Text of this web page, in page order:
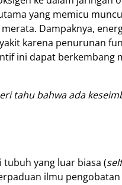
yang memicu
Dampaknya,
karena penurunan
ini dapat berkembang
tahu bahwa ada
yang luar biasa (
ilmu